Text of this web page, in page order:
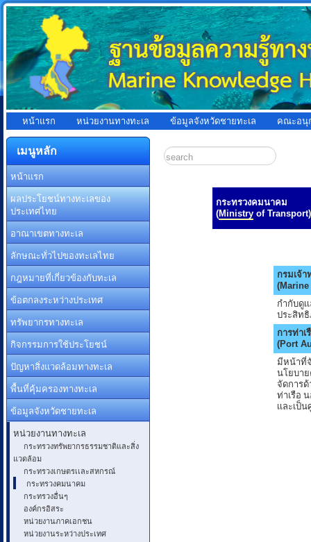
หน้าแรก หน่วยงานทางทะเล ข้อมูลจังหวัดชายทะเล คณะอนุ
เมนูหลัก
หน้าแรก
ผลประโยชน์ทางทะเลของ
ประเทศไทย
อาณาเขตทางทะเล
ลักษณะทั่วไปของทะเลไทย
กฎหมายที่เกี่ยวข้องกับทะเล
ข้อตกลงระหว่างประเทศ
ทรัพยากรทางทะเล
กิจกรรมการใช้ประโยชน์
ปัญหาสิ่งแวดล้อมทางทะเล
พื้นที่คุ้มครองทางทะเล
ข้อมูลจังหวัดชายทะเล
หน่วยงานทางทะเล
กระทรวงทรัพยากรธรรมชาติและสิ่ง
แวดล้อม
กระทรวงเกษตรเเละสหกรณ์
กระทรวงคมนาคม
กระทรวงอื่นๆ
องค์กรอิสระ
หน่วยงานภาคเอกชน
หน่วยงานระหว่างประเทศ
กระทรวงคมนาคม
(Ministryof Transport)
กรมเจ้า
(Marine
กำกับดู
ประสิท
การท่าเ
(Port
มีหน้าที่จั
นโยบาย
จัดการด้
ท่าเรือ
เเละเป็